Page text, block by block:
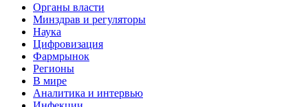
Органы власти
Минздрав и регуляторы
Наука
Цифровизация
Фармрынок
Регионы
В мире
Аналитика и интервью